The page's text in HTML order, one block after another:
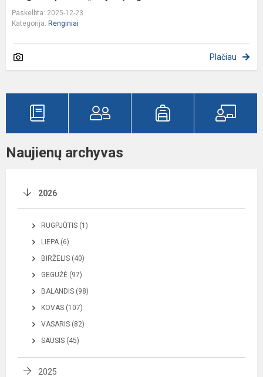
Paskelbta: 2025-12-23
Kategorija: Renginiai
Plačiau
Naujienų archyvas
2026
RUGPJŪTIS (1)
LIEPA (6)
BIRŽELIS (40)
GEGUŽĖ (97)
BALANDIS (98)
KOVAS (107)
VASARIS (82)
SAUSIS (45)
2025